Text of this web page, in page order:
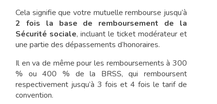
Cela signifie que votre mutuelle rembourse jusqu’à
2 fois la base de remboursement de la
Sécurité sociale, incluant le ticket modérateur et
une partie des dépassements d’honoraires.
Il en va de même pour les remboursements à 300
% ou 400 % de la BRSS, qui remboursent
respectivement jusqu’à 3 fois et 4 fois le tarif de
convention.